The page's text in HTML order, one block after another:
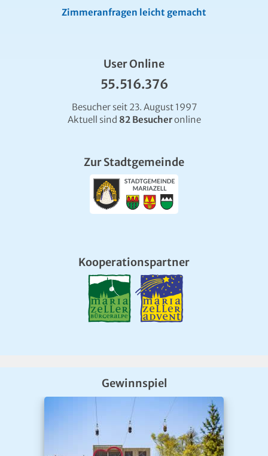
Zimmeranfragen leicht gemacht
User Online
55.516.376
Besucher seit 23. August 1997
Aktuell sind 82 Besucheronline
Zur Stadtgemeinde
Kooperationspartner
Gewinnspiel